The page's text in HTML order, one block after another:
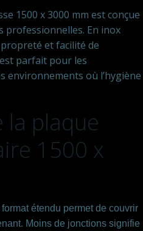
1500 x 3000 mm est conçue
professionnelles. En inox
et facilité de
parfait pour les
environnements où l’hygiène
la plaque
1500 x
format étendu permet de couvrir
Moins de jonctions signifie